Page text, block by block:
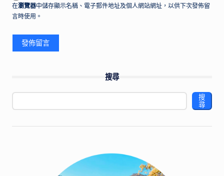
在瀏覽器中儲存顯示名稱、電子郵件地址及個人網站網址，以供下次發佈留
言時使用。
搜尋
搜
尋